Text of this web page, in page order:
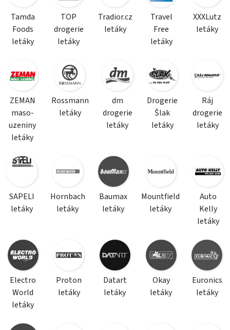
Tamda
Foods
letáky
TOP
drogerie
letáky
Tradior.cz
letáky
Travel
Free
letáky
XXXLutz
letáky
ZEMAN
maso-
uzeniny
letáky
Rossmann
letáky
dm
drogerie
letáky
Drogerie
Šlak
letáky
Ráj
drogerie
letáky
SAPELI
letáky
Hornbach
letáky
Baumax
letáky
Mountfield
letáky
Auto
Kelly
letáky
Electro
World
letáky
Proton
letáky
Datart
letáky
Okay
letáky
Euronics
letáky